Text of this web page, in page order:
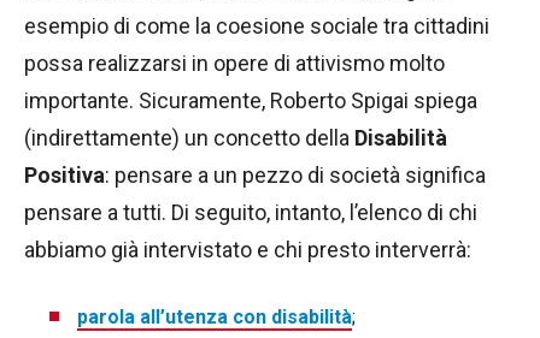
esempio di come la coesione sociale tra cittadini
possa realizzarsi in opere di attivismo molto
importante. Sicuramente, Roberto Spigai spiega
(indirettamente) un concetto della Disabilità
Positiva: pensare a un pezzo di società significa
pensare a tutti. Di seguito, intanto, l’elenco di chi
abbiamo già intervistato e chi presto interverrà:
parola all’utenza con disabilità;